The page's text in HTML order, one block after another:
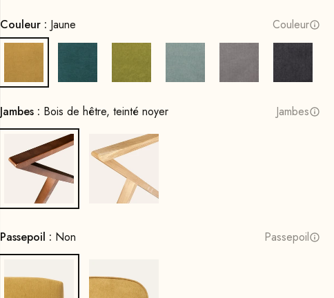
Couleur : Jaune Couleur
Jambes : Bois de hêtre, teinté noyer Jambes
Bois de hêtre, teinté noyerBois de chêne, naturel
Passepoil : Non Passepoil